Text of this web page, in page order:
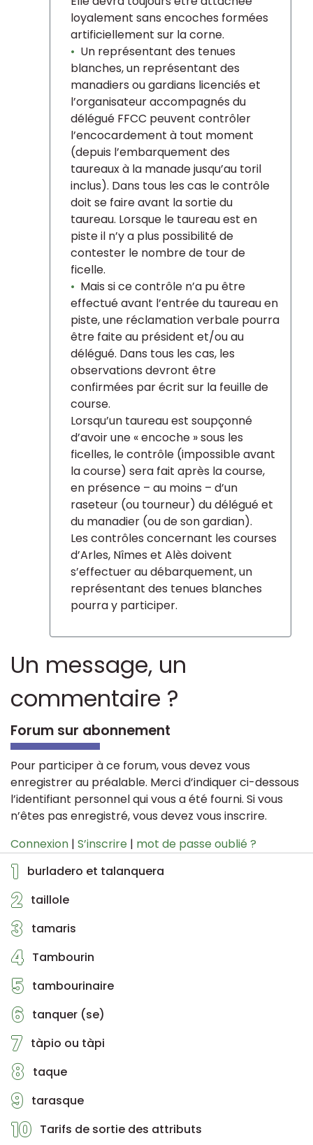
1 burladero et talanquera
2 taillole
3 tamaris
4 Tambourin
5 tambourinaire
6 tanquer (se)
7 tàpio ou tàpi
8 taque
9 tarasque
10 Tarifs de sortie des attributs
loyalement sans encoches formées
artificiellement sur la corne.
Un représentant des tenues
blanches, un représentant des
manadiers ou gardians licenciés et
l’organisateur accompagnés du
délégué FFCC peuvent contrôler
l’encocardement à tout moment
(depuis l’embarquement des
taureaux à la manade jusqu’au toril
inclus). Dans tous les cas le contrôle
doit se faire avant la sortie du
taureau. Lorsque le taureau est en
piste il n’y a plus possibilité de
contester le nombre de tour de
ficelle.
Mais si ce contrôle n’a pu être
effectué avant l’entrée du taureau en
piste, une réclamation verbale pourra
être faite au président et/ou au
délégué. Dans tous les cas, les
observations devront être
confirmées par écrit sur la feuille de
course.
Lorsqu’un taureau est soupçonné
d’avoir une « encoche » sous les
ficelles, le contrôle (impossible avant
la course) sera fait après la course,
en présence – au moins – d’un
raseteur (ou tourneur) du délégué et
du manadier (ou de son gardian).
Les contrôles concernant les courses
d’Arles, Nîmes et Alès doivent
s’effectuer au débarquement, un
représentant des tenues blanches
pourra y participer.
Un message, un
commentaire ?
Forum sur abonnement
Pour participer à ce forum, vous devez vous
enregistrer au préalable. Merci d’indiquer ci-dessous
l’identifiant personnel qui vous a été fourni. Si vous
n’êtes pas enregistré, vous devez vous inscrire.
Connexion | S’inscrire | mot de passe oublié ?